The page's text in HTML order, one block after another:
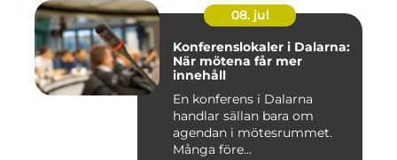
08. jul
Konferenslokaler i Dalarna:
När mötena får mer
innehåll
En konferens i Dalarna
handlar sällan bara om
agendan i mötesrummet.
Många före...